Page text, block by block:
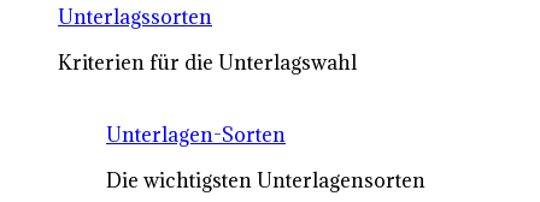
Unterlagssorten
Kriterien für die Unterlagswahl
Unterlagen-Sorten
Die wichtigsten Unterlagensorten